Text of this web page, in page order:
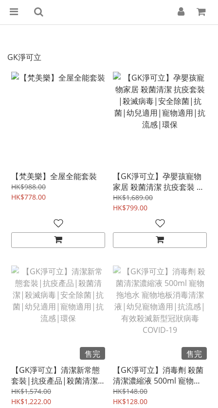
GK淨可立
【梵美樂】全屋全能套裝
HK$988.00
HK$778.00
【GK淨可立】孕嬰孩寵物
家居 殺菌清潔 抗疫套裝 |
殺滅病毒|安全除菌|抗菌|
幼兒適用|寵物適用|抗流
HK$1,689.00
HK$799.00
售完
【GK淨可立】清潔新常態
套裝|抗疫產品|殺菌清潔|
殺滅病毒|安全除菌|抗菌|
幼兒適用|寵物適用|抗流
HK$1,574.00
HK$1,222.00
售完
【GK淨可立】消毒劑 殺菌
清潔濃縮液 500ml 寵物拖
地水 寵物地板消毒清潔液|
幼兒寵物適用|抗流感|有
HK$148.00
HK$128.00